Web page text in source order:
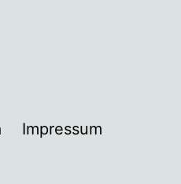
Impressum